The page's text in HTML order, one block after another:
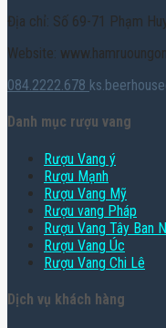
Địa chỉ: Số 69-71 Phạm
Website:
084.2222.678
Danh mục rượu vang
Rượu Vang ý
Rượu Mạnh
Rượu Vang Mỹ
Rượu vang Pháp
Rượu Vang Tây Ban
Rượu Vang Úc
Rượu Vang Chi Lê
Dịch vụ khách hàng